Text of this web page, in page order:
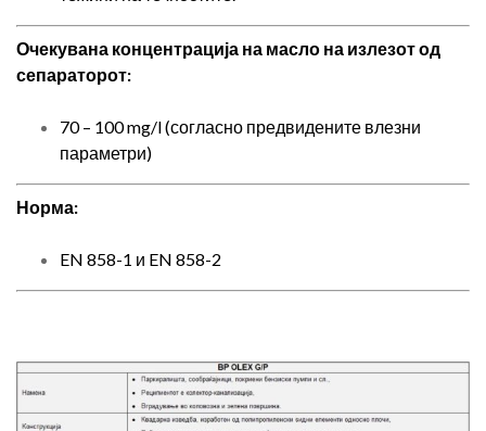
Очекувана концентрација на масло на излезот од
сепараторот:
70 – 100 mg/l (согласно предвидените влезни
параметри)
Норма:
EN 858-1 и EN 858-2